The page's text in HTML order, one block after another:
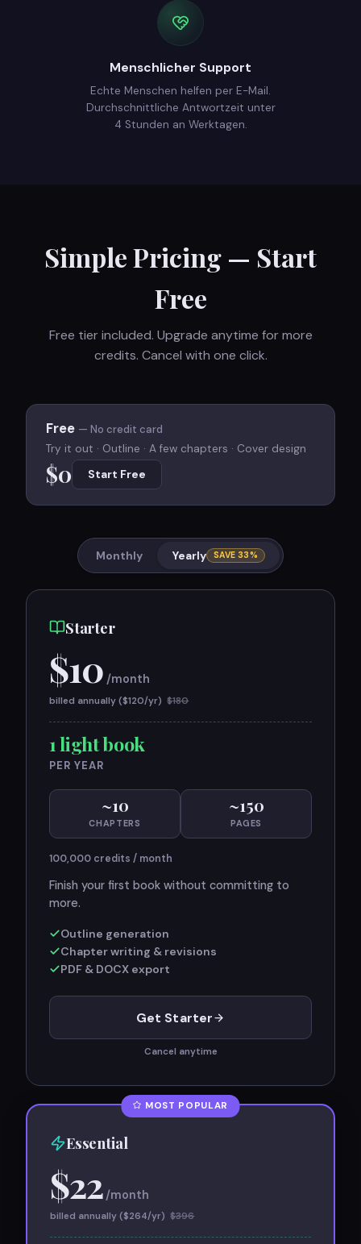
Menschlicher Support
Echte Menschen helfen per E-Mail.
Durchschnittliche Antwortzeit unter
4 Stunden an Werktagen.
Simple Pricing — Start
Free
Free tier included. Upgrade anytime for more
credits. Cancel with one click.
Free — No credit card
Try it out · Outline · A few chapters · Cover design
$0 Start Free
Monthly Yearly SAVE 33%
Starter
$10 /month
billed annually ($120/yr) $180
1 light book
PER YEAR
~10
CHAPTERS
~150
PAGES
100,000 credits / month
Finish your first book without committing to
more.
Outline generation
Chapter writing & revisions
PDF & DOCX export
Get Starter
Cancel anytime
MOST POPULAR
Essential
$22 /month
billed annually ($264/yr) $396